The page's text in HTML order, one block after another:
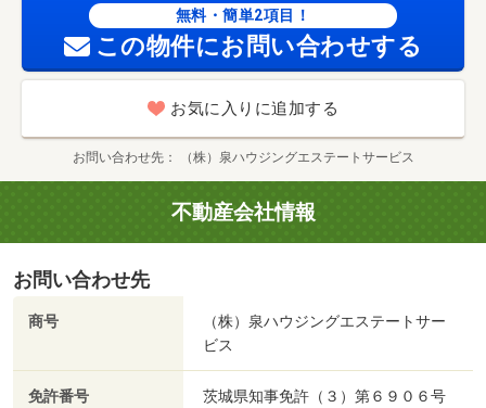
無料・簡単2項目！
この物件にお問い合わせする
お気に入りに追加する
お問い合わせ先 （株）泉ハウジングエステートサービス
不動産会社情報
お問い合わせ先
商号
（株）泉ハウジングエステートサー
ビス
免許番号 茨城県知事免許（３）第６９０６号